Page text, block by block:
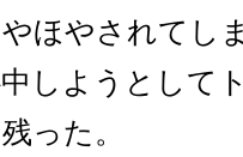
ほやされてし
しようとして
った。